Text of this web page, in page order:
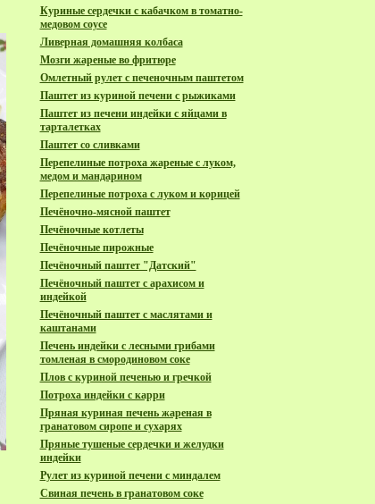
Куриные сердечки с кабачком в томатно-
медовом соусе
Ливерная домашняя колбаса
Мозги жареные во фритюре
Омлетный рулет с печеночным паштетом
Паштет из куриной печени с рыжиками
Паштет из печени индейки с яйцами в
тарталетках
Паштет со сливками
Перепелиные потроха жареные с луком,
медом и мандарином
Перепелиные потроха с луком и корицей
Печёночно-мясной паштет
Печёночные котлеты
Печёночные пирожные
Печёночный паштет "Датский"
Печёночный паштет с арахисом и
индейкой
Печёночный паштет с маслятами и
каштанами
Печень индейки с лесными грибами
томленая в смородиновом соке
Плов с куриной печенью и гречкой
Потроха индейки с карри
Пряная куриная печень жареная в
гранатовом сиропе и сухарях
Пряные тушеные сердечки и желудки
индейки
Рулет из куриной печени с миндалем
Свиная печень в гранатовом соке